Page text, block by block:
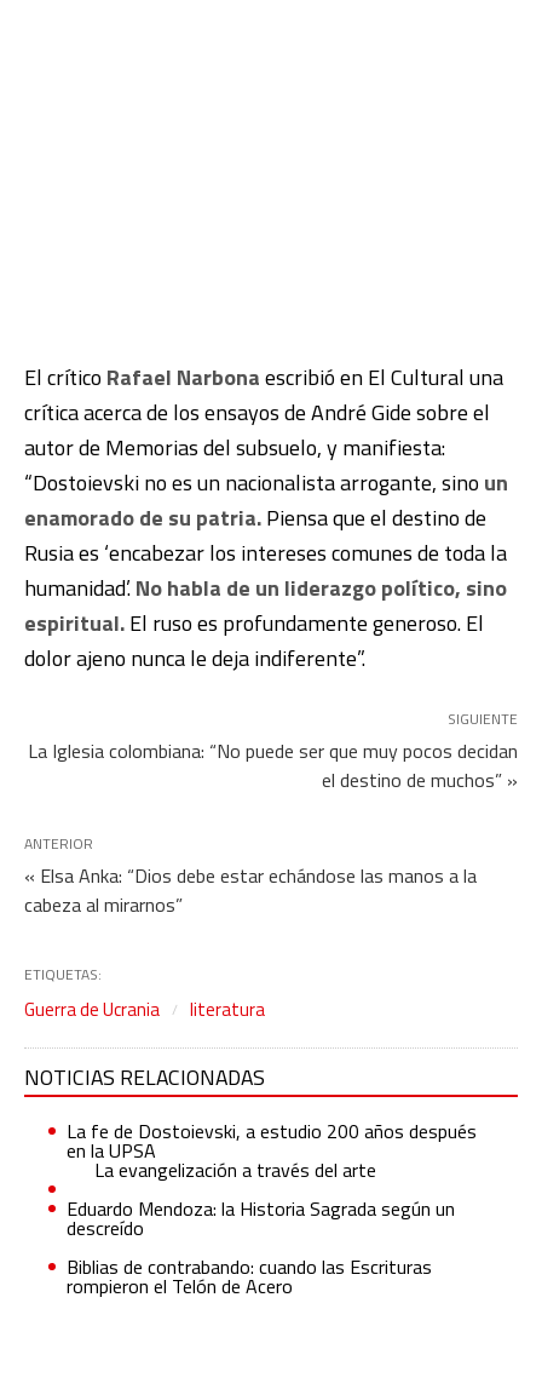
El crítico Rafael Narbonaescribió en El Cultural una
crítica acerca de los ensayos de André Gide sobre el
autor de Memorias del subsuelo, y manifiesta:
“Dostoievski no es un nacionalista arrogante, sino un
enamorado de su patria.Piensa que el destino de
Rusia es ‘encabezar los intereses comunes de toda la
humanidad’.No habla de un liderazgo político, sino
espiritual.El ruso es profundamente generoso. El
dolor ajeno nunca le deja indiferente”.
SIGUIENTE
La Iglesia colombiana: “No puede ser que muy pocos decidan
el destino de muchos” »
ANTERIOR
« Elsa Anka: “Dios debe estar echándose las manos a la
cabeza al mirarnos”
ETIQUETAS:
Guerra de Ucrania literatura
NOTICIAS RELACIONADAS
La fe de Dostoievski, a estudio 200 años después
en la UPSA
La evangelización a través del arte
Eduardo Mendoza: la Historia Sagrada según un
descreído
Biblias de contrabando: cuando las Escrituras
rompieron el Telón de Acero